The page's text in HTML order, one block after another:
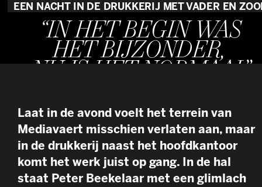
EEN NACHT IN DE DRUKKERIJ MET VADER EN
“IN HET BEGIN WAS
HET BIJZONDER,
NU IS HET NORMAAL”
Laat in de avond voelt het terrein van
Mediavaert misschien verlaten aan, maar
in de drukkerij naast het hoofdkantoor
komt het werk juist op gang. In de hal
staat Peter Beekelaar met een glimlach